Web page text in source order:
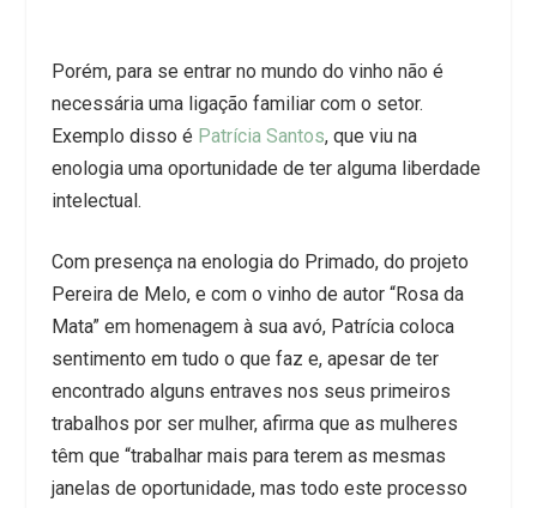
Porém, para se entrar no mundo do vinho não é
necessária uma ligação familiar com o setor.
Exemplo disso é Patrícia Santos, que viu na
enologia uma oportunidade de ter alguma liberdade
intelectual.
Com presença na enologia do Primado, do projeto
Pereira de Melo, e com o vinho de autor “Rosa da
Mata” em homenagem à sua avó, Patrícia coloca
sentimento em tudo o que faz e, apesar de ter
encontrado alguns entraves nos seus primeiros
trabalhos por ser mulher, afirma que as mulheres
têm que “trabalhar mais para terem as mesmas
janelas de oportunidade, mas todo este processo